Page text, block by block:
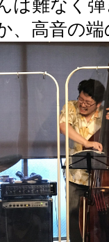
は難なく
、高音の